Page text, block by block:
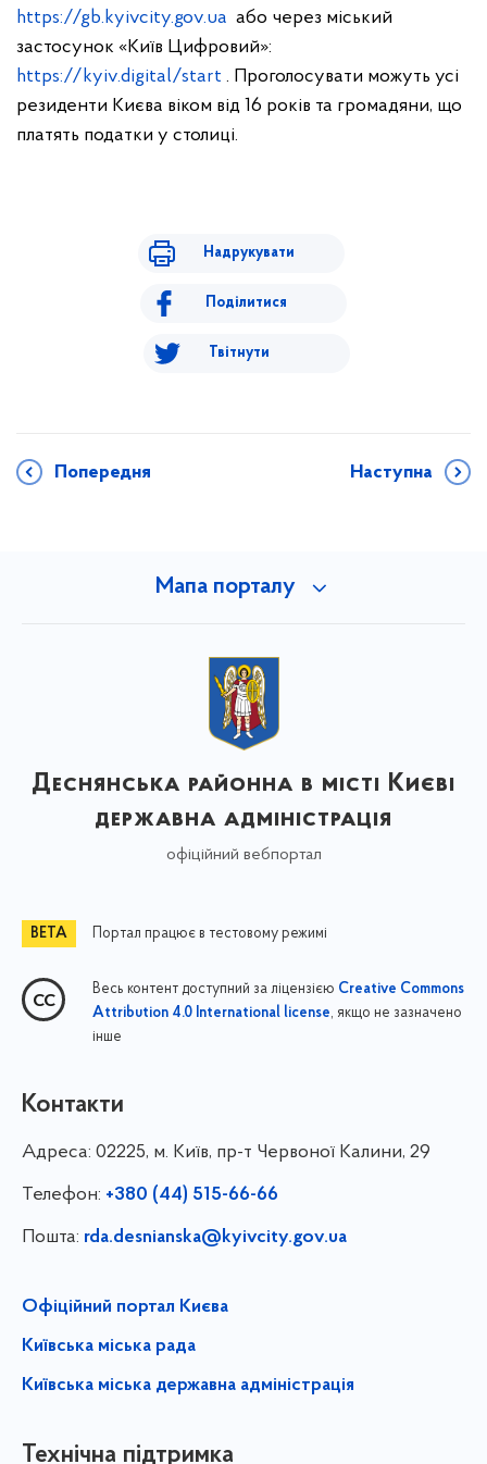
https://gb.kyivcity.gov.ua або через міський
застосунок «Київ Цифровий»:
https://kyiv.digital/start . Проголосувати можуть усі
резиденти Києва віком від 16 років та громадяни, що
платять податки у столиці.
Надрукувати
Поділитися
Твітнути
Попередня Наступна
Мапа порталу
Деснянська районна в місті Києві
державна адміністрація
офіційний вебпортал
Портал працює в тестовому режимі
Весь контент доступний за ліцензією Creative Commons
Attribution 4.0 International license, якщо не зазначено
інше
Контакти
Адреса: 02225, м. Київ, пр-т Червоної Калини, 29
Телефон: +380 (44) 515-66-66
Пошта: rda.desnianska@kyivcity.gov.ua
Офіційний портал Києва
Київська міська рада
Київська міська державна адміністрація
Технічна підтримка